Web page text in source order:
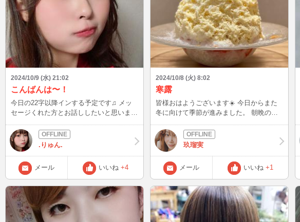
2024/10/9 (水) 21:02
こんばんは〜！
今日の22字以降インする予定です♫ メッ
セージくれた方とお話ししたいと思います
.りゅん.
メール いいね +4
2024/10/8 (火) 8:02
寒露
皆様おはようございます☀️ 今日からまた
冬に向けて季節が進みました。 朝晩の冷
が😂😂今週末くらいから日中の気温が
30℃をきり本格的に涼しくなりそうですね
☺️☺️ そんなこんなで、先週の日曜日は奈
良🦌🦌へ行ってきました。 能登半島のチ
ャリティーイベント絆によく行くかき氷屋
さんが出店するという事で行ってきまし
た。 久しぶりにかき氷🍧🥄食べるのに並
んだわ！笑 しかも、日曜日は朝から天気
が良く秋晴れ☀️のお天気。気持ちよかった
けど、暑かったぁ💦 チャリティーイベン
玖瑠実
メール いいね +1